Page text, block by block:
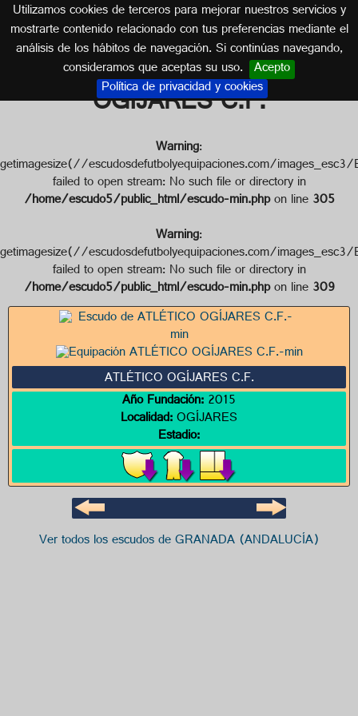
Utilizamos cookies de terceros para mejorar nuestros servicios y
mostrarte contenido relacionado con tus preferencias mediante el
análisis de los hábitos de navegación. Si continúas navegando,
consideramos que aceptas su uso. Acepto
Política de privacidad y cookies
Escudo de ATLÉTICO
OGÍJARES C.F.
GRANADA (ANDALUCÍA)
Warning:
getimagesize(//escudosdefutbolyequipaciones.com/
failed to open stream: No such file or directory in
/home/escudo5/public_html/escudo-min.phpon line305
Warning:
getimagesize(//escudosdefutbolyequipaciones.com/
failed to open stream: No such file or directory in
/home/escudo5/public_html/escudo-min.phpon line309
ATLÉTICO OGÍJARES C.F.
Año Fundación:2015
Localidad:OGÍJARES
Estadio:
Ver todos los escudos de GRANADA (ANDALUCÍA)